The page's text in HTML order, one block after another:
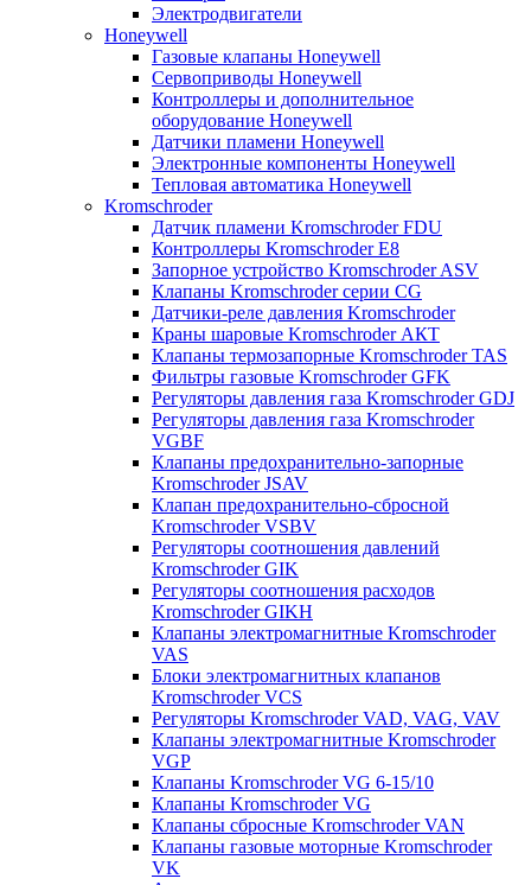
Электродвигатели
Honeywell
Газовые клапаны Honeywell
Сервоприводы Honeywell
Контроллеры и дополнительное
оборудование Honeywell
Датчики пламени Honeywell
Электронные компоненты Honeywell
Тепловая автоматика Honeywell
Kromschroder
Датчик пламени Kromschroder FDU
Контроллеры Kromschroder E8
Запорное устройство Kromschroder ASV
Клапаны Kromschroder серии CG
Датчики-реле давления Kromschroder
Краны шаровые Kromschroder АКТ
Клапаны термозапорные Kromschroder TAS
Фильтры газовые Kromschroder GFK
Регуляторы давления газа Kromschroder GDJ
Регуляторы давления газа Kromschroder
VGBF
Клапаны предохранительно-запорные
Kromschroder JSAV
Клапан предохранительно-сбросной
Kromschroder VSBV
Регуляторы соотношения давлений
Kromschroder GIK
Регуляторы соотношения расходов
Kromschroder GIKH
Клапаны электромагнитные Kromschroder
VAS
Блоки электромагнитных клапанов
Kromschroder VCS
Регуляторы Kromschroder VAD, VAG, VAV
Клапаны электромагнитные Kromschroder
VGP
Клапаны Kromschroder VG 6-15/10
Клапаны Kromschroder VG
Клапаны сбросные Kromschroder VAN
Клапаны газовые моторные Kromschroder
VK